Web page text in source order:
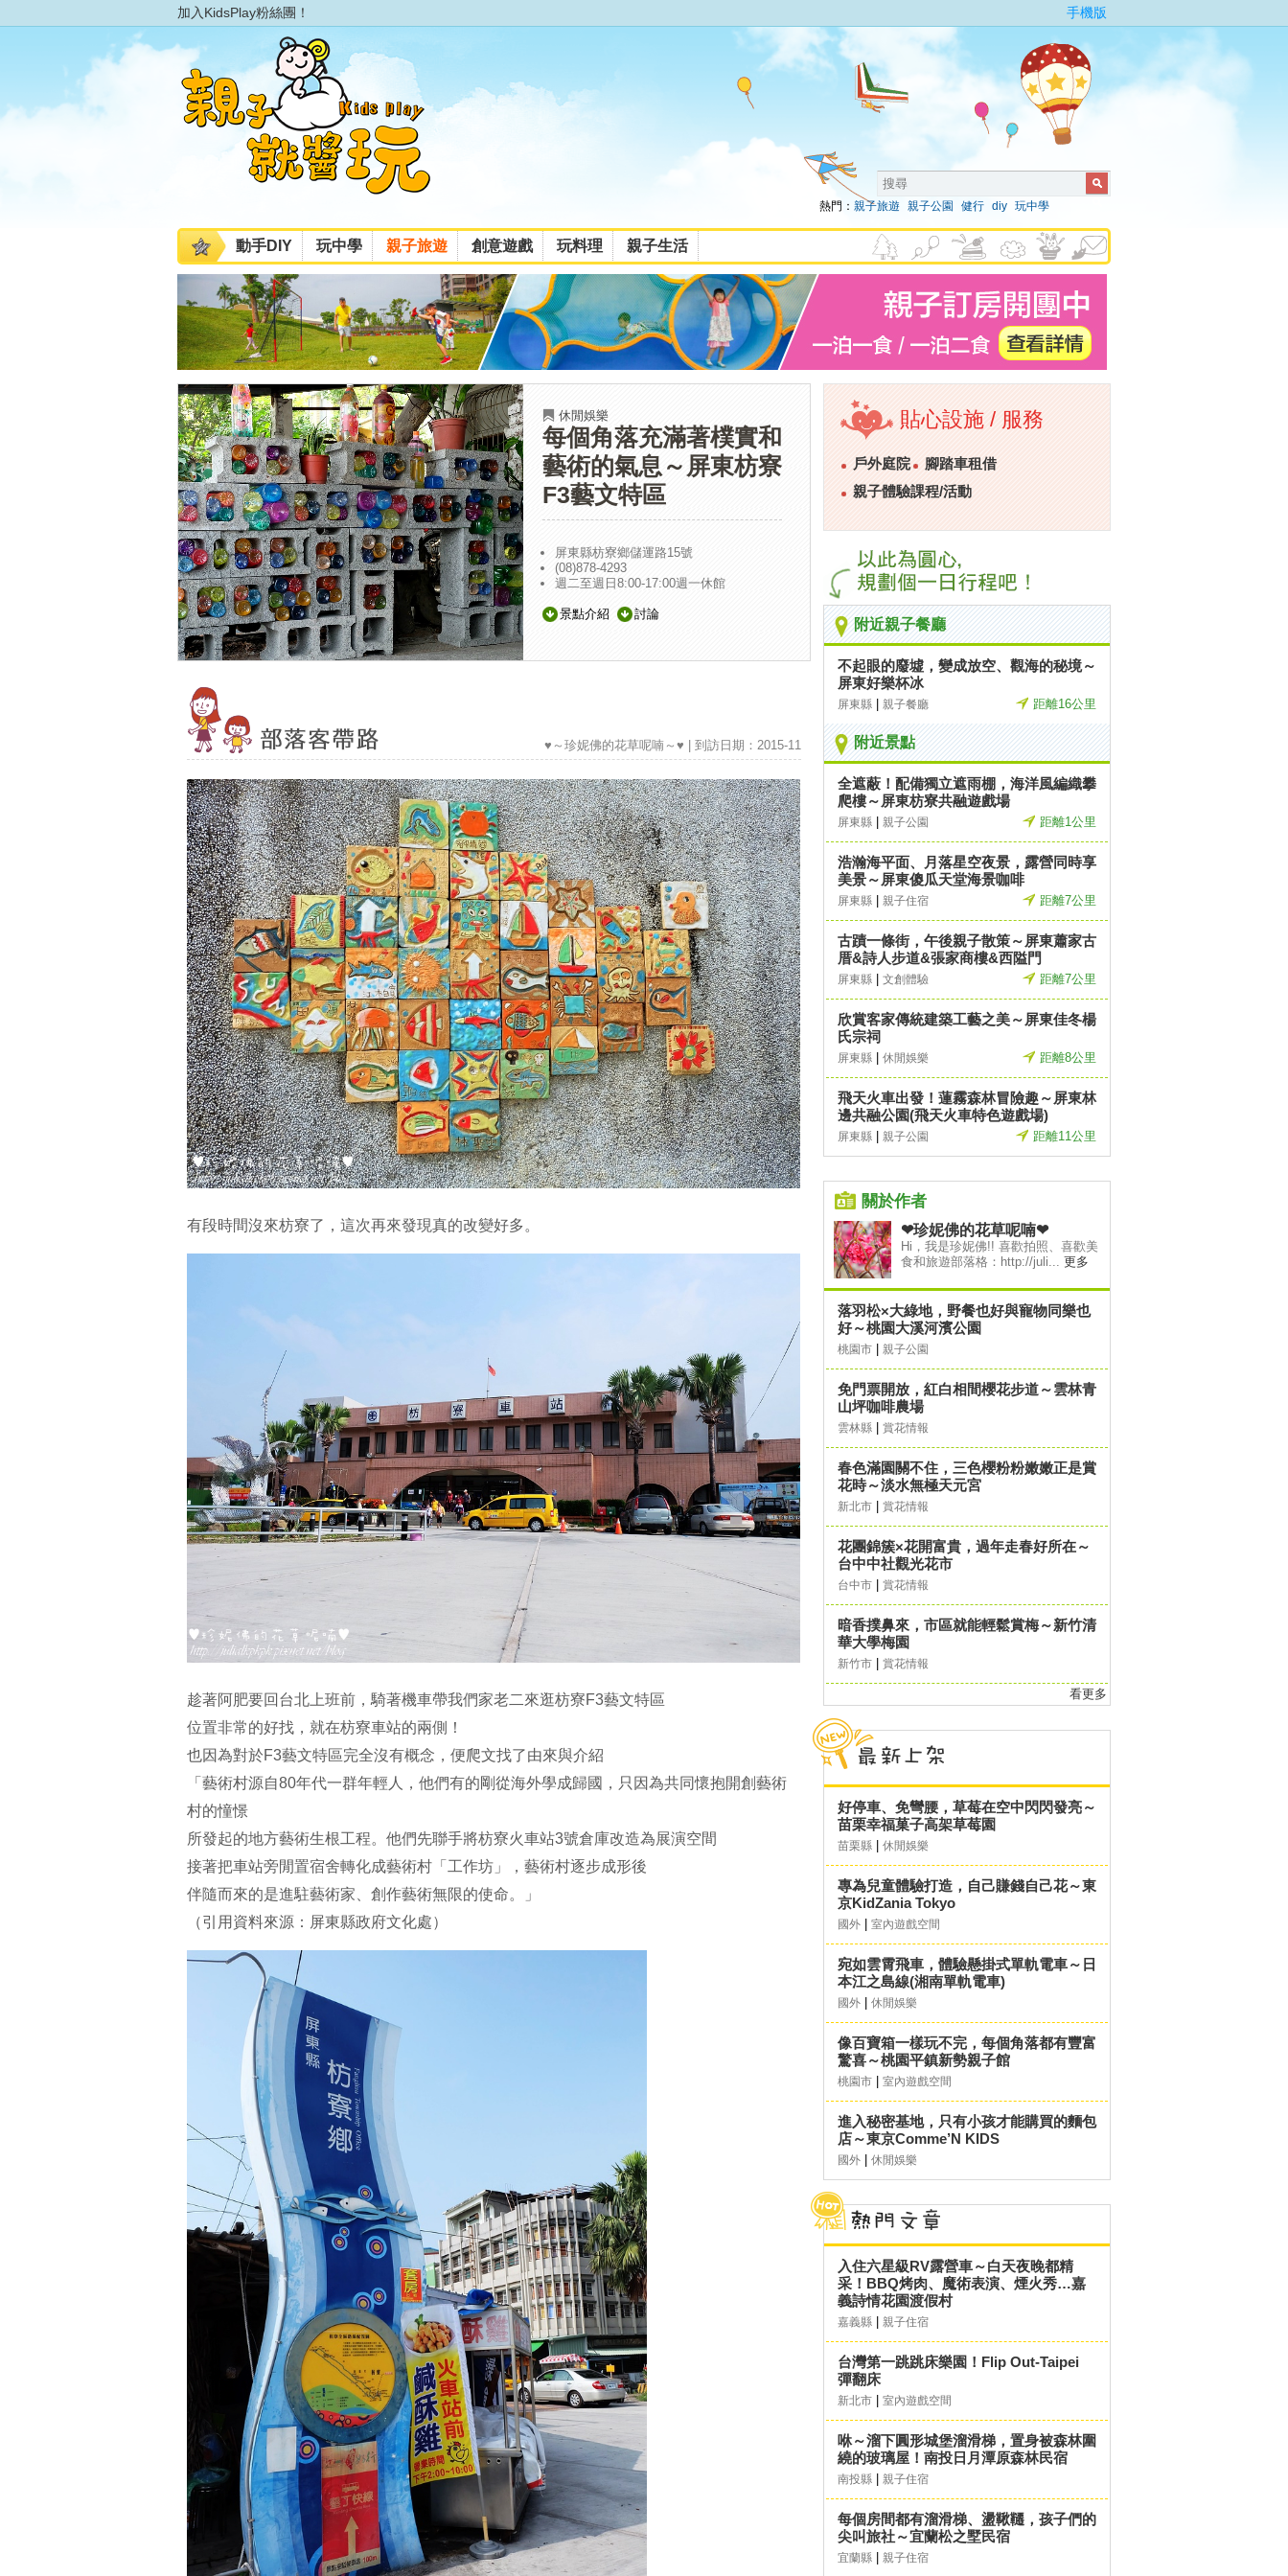
加入KidsPlay粉絲團！ 手機版
熱門： 親子旅遊 親子公園 健行 diy 玩中學
動手DIY 玩中學 親子旅遊 創意遊戲 玩料理 親子生活
休閒娛樂
每個角落充滿著樸實和
藝術的氣息～屏東枋寮
F3藝文特區
屏東縣枋寮鄉儲運路15號
(08)878-4293
週二至週日8:00-17:00週一休館
景點介紹 討論
♥～珍妮佛的花草呢喃～♥ | 到訪日期：2015-11
有段時間沒來枋寮了，這次再來發現真的改變好多。
趁著阿肥要回台北上班前，騎著機車帶我們家老二來逛枋寮F3藝文特區
位置非常的好找，就在枋寮車站的兩側！
也因為對於F3藝文特區完全沒有概念，便爬文找了由來與介紹
「藝術村源自80年代一群年輕人，他們有的剛從海外學成歸國，只因為共同懷抱開創藝術
村的憧憬
所發起的地方藝術生根工程。他們先聯手將枋寮火車站3號倉庫改造為展演空間
接著把車站旁閒置宿舍轉化成藝術村「工作坊」，藝術村逐步成形後
伴隨而來的是進駐藝術家、創作藝術無限的使命。」
（引用資料來源：屏東縣政府文化處）
貼心設施 / 服務
戶外庭院
腳踏車租借
親子體驗課程/活動
附近親子餐廳
不起眼的廢墟，變成放空、觀海的秘境～
屏東好樂杯冰
屏東縣 親子餐廳 距離16公里
附近景點
全遮蔽！配備獨立遮雨棚，海洋風編織攀
爬樓～屏東枋寮共融遊戲場
屏東縣 親子公園 距離1公里
浩瀚海平面、月落星空夜景，露營同時享
美景～屏東傻瓜天堂海景咖啡
屏東縣 親子住宿 距離7公里
古蹟一條街，午後親子散策～屏東蕭家古
厝&詩人步道&張家商樓&西隘門
屏東縣 文創體驗 距離7公里
欣賞客家傳統建築工藝之美～屏東佳冬楊
氏宗祠
屏東縣 休閒娛樂 距離8公里
飛天火車出發！蓮霧森林冒險趣～屏東林
邊共融公園(飛天火車特色遊戲場)
屏東縣 親子公園 距離11公里
關於作者
❤珍妮佛的花草呢喃❤
Hi，我是珍妮佛!! 喜歡拍照、喜歡美
食和旅遊部落格：http://juli... 更多
落羽松×大綠地，野餐也好與寵物同樂也
好～桃園大溪河濱公園
桃園市 親子公園
免門票開放，紅白相間櫻花步道～雲林青
山坪咖啡農場
雲林縣 賞花情報
春色滿園關不住，三色櫻粉粉嫩嫩正是賞
花時～淡水無極天元宮
新北市 賞花情報
花團錦簇×花開富貴，過年走春好所在～
台中中社觀光花市
台中市 賞花情報
暗香撲鼻來，市區就能輕鬆賞梅～新竹清
華大學梅園
新竹市 賞花情報
看更多
好停車、免彎腰，草莓在空中閃閃發亮～
苗栗幸福菓子高架草莓園
苗栗縣 休閒娛樂
專為兒童體驗打造，自己賺錢自己花～東
京KidZania Tokyo
國外 室內遊戲空間
宛如雲霄飛車，體驗懸掛式單軌電車～日
本江之島線(湘南單軌電車)
國外 休閒娛樂
像百寶箱一樣玩不完，每個角落都有豐富
驚喜～桃園平鎮新勢親子館
桃園市 室內遊戲空間
進入秘密基地，只有小孩才能購買的麵包
店～東京Comme’N KIDS
國外 休閒娛樂
入住六星級RV露營車～白天夜晚都精
采！BBQ烤肉、魔術表演、煙火秀…嘉
義詩情花園渡假村
嘉義縣 親子住宿
台灣第一跳跳床樂園！Flip Out-Taipei
彈翻床
新北市 室內遊戲空間
咻～溜下圓形城堡溜滑梯，置身被森林圍
繞的玻璃屋！南投日月潭原森林民宿
南投縣 親子住宿
每個房間都有溜滑梯、盪鞦韆，孩子們的
尖叫旅社～宜蘭松之墅民宿
宜蘭縣 親子住宿